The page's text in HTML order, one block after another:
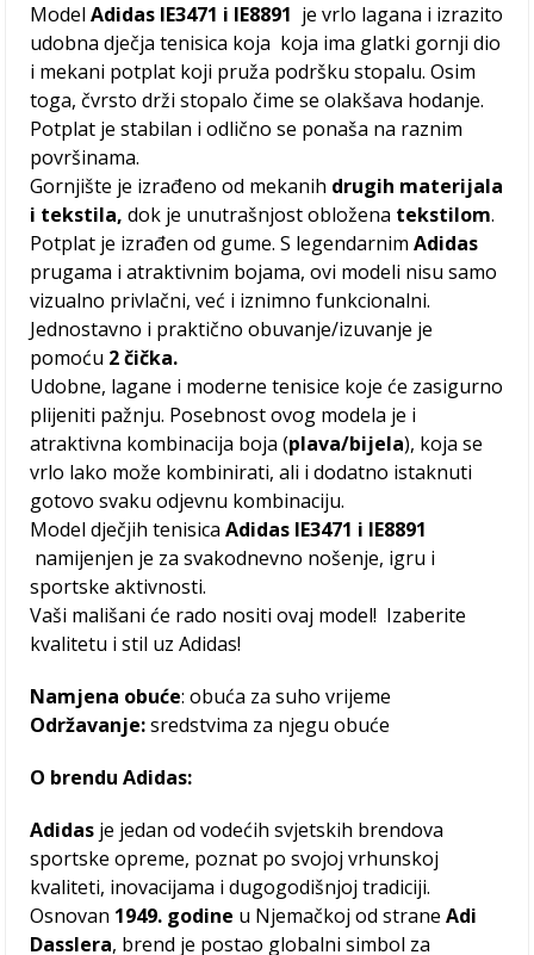
ModelAdidas IE3471 i IE8891 je vrlo lagana i izrazito
udobna dječja tenisica koja koja ima glatki gornji dio
i mekani potplat koji pruža podršku stopalu. Osim
toga, čvrsto drži stopalo čime se olakšava hodanje.
Potplat je stabilan i odlično se ponaša na raznim
površinama.
Gornjište je izrađeno od mekanih drugih materijala
i tekstila, dok je unutrašnjost obložena tekstilom.
Potplat je izrađen od gume. S legendarnimAdidas
prugama i atraktivnim bojama, ovi modeli nisu samo
vizualno privlačni, već i iznimno funkcionalni.
Jednostavno i praktično obuvanje/izuvanje je
pomoću 2 čička.
Udobne, lagane i moderne tenisice koje će zasigurno
plijeniti pažnju. Posebnost ovog modela je i
atraktivna kombinacija boja (plava/bijela), koja se
vrlo lako može kombinirati, ali i dodatno istaknuti
gotovo svaku odjevnu kombinaciju.
Model dječjih tenisicaAdidas IE3471 i IE8891
namijenjen je za svakodnevno nošenje, igru i
sportske aktivnosti.
Vaši mališani će rado nositi ovaj model! Izaberite
kvalitetu i stil uz Adidas!
Namjena obuće: obuća za suho vrijeme
Održavanje:sredstvima za njegu obuće
O brendu Adidas:
Adidas je jedan od vodećih svjetskih brendova
sportske opreme, poznat po svojoj vrhunskoj
kvaliteti, inovacijama i dugogodišnjoj tradiciji.
Osnovan 1949. godine u Njemačkoj od straneAdi
Dasslera, brend je postao globalni simbol za